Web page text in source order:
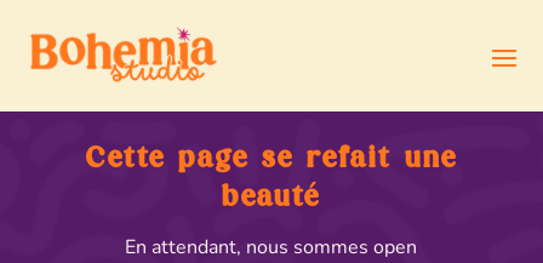
Cette page se refait une
beauté
En attendant, nous sommes open